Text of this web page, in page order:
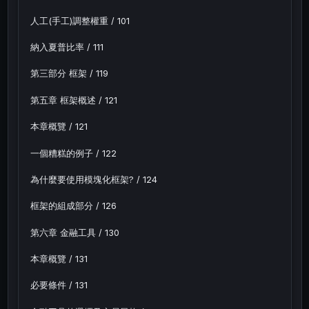
人工(手工)調整權重 / 101
納入夏普比率 / 111
第三部分 框架 / 119
第五章 框架概述 / 121
本章概覽 / 121
一個糟糕的例子 / 122
為什麼要使用模塊化框架? / 124
框架的組成部分 / 126
第六章 金融工具 / 130
本章概覽 / 131
必要條件 / 131